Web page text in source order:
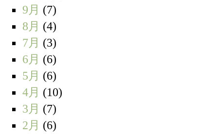
9月 (7)
8月 (4)
7月 (3)
6月 (6)
5月 (6)
4月 (10)
3月 (7)
2月 (6)